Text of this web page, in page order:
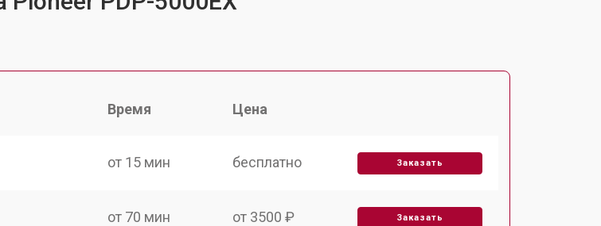
Время Цена
от 15 мин бесплатно Заказать
от 70 мин от 3500 ₽ Заказать